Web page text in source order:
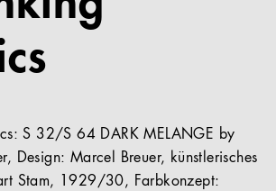
S 32/S 64 DARK MELANGE by
Design: Marcel Breuer, künstlerisches
Stam, 1929/30, Farbkonzept: